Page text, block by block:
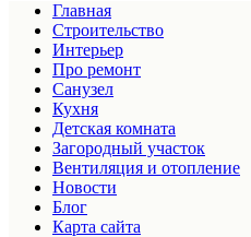
Главная
Строительство
Интерьер
Про ремонт
Санузел
Кухня
Детская комната
Загородный участок
Вентиляция и отопление
Новости
Блог
Карта сайта